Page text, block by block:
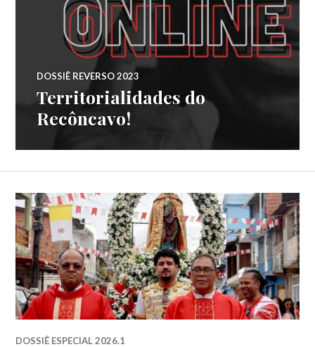
DOSSIÊ REVERSO 2023
Territorialidades do
Recôncavo!
DOSSIÊ ESPECIAL 2026.1